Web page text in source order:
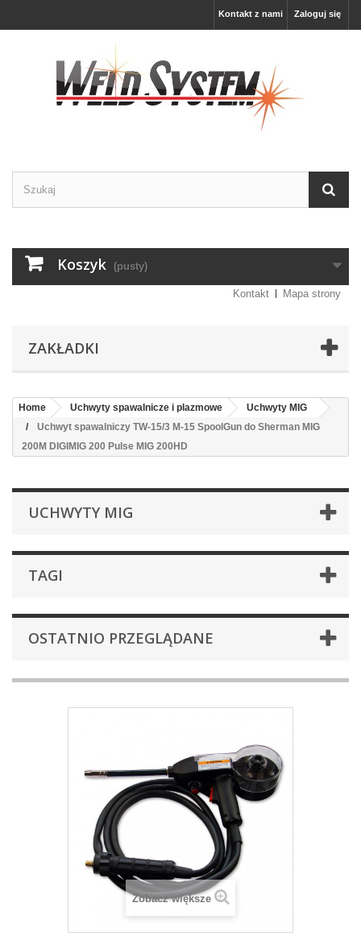
Zaloguj się
Kontakt z nami
Koszyk (pusty)
Kontakt Mapa strony
ZAKŁADKI
Home Uchwyty spawalnicze i plazmowe
Uchwyty MIG
Uchwyt spawalniczy TW-15/3 M-15 SpoolGun do Sherman MIG
200M DIGIMIG 200 Pulse MIG 200HD
UCHWYTY MIG
TAGI
OSTATNIO PRZEGLĄDANE
Zobacz większe